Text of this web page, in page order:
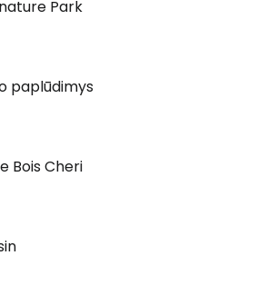
Park
paplūdimys
Bois Cheri